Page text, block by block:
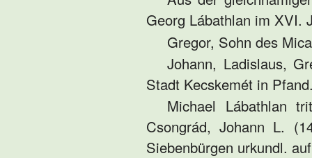
Georg Lábathlan im XVI.
Gregor, Sohn des
Johann, Ladislaus,
Stadt Kecskemét in
Michael Lábathlan
Csongrád, Johann L.
Siebenbürgen urkundl.